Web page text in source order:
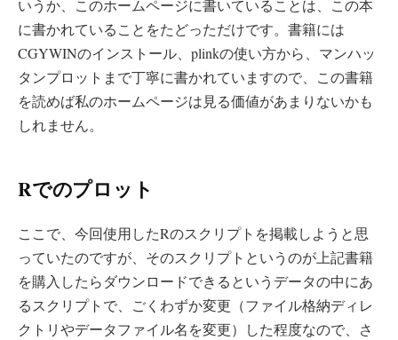
いうか、このホームページに書いていることは、この本
に書かれていることをたどっただけです。書籍には
CGYWINのインストール、plinkの使い方から、マンハッ
タンプロットまで丁寧に書かれていますので、この書籍
を読めば私のホームページは見る価値があまりないかも
しれません。
Rでのプロット
ここで、今回使用したRのスクリプトを掲載しようと思
っていたのですが、そのスクリプトというのが上記書籍
を購入したらダウンロードできるというデータの中にあ
るスクリプトで、ごくわずか変更（ファイル格納ディレ
クトリやデータファイル名を変更）した程度なので、さ